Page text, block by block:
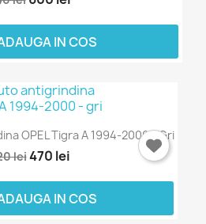
IN COS
OPEL Tigra A 1994-2000 - Gri
lei470 lei
IN COS